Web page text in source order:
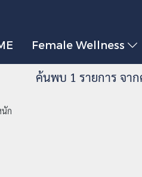
Female Wellness
ค้นพบ 1 รายการ จาก
นัก